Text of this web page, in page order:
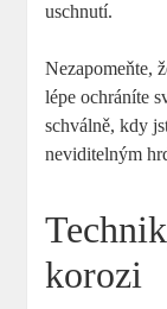
uschnutí.
Nezapomeňte,
lépe ochráníte
schválně, kdy
neviditelným
korozi